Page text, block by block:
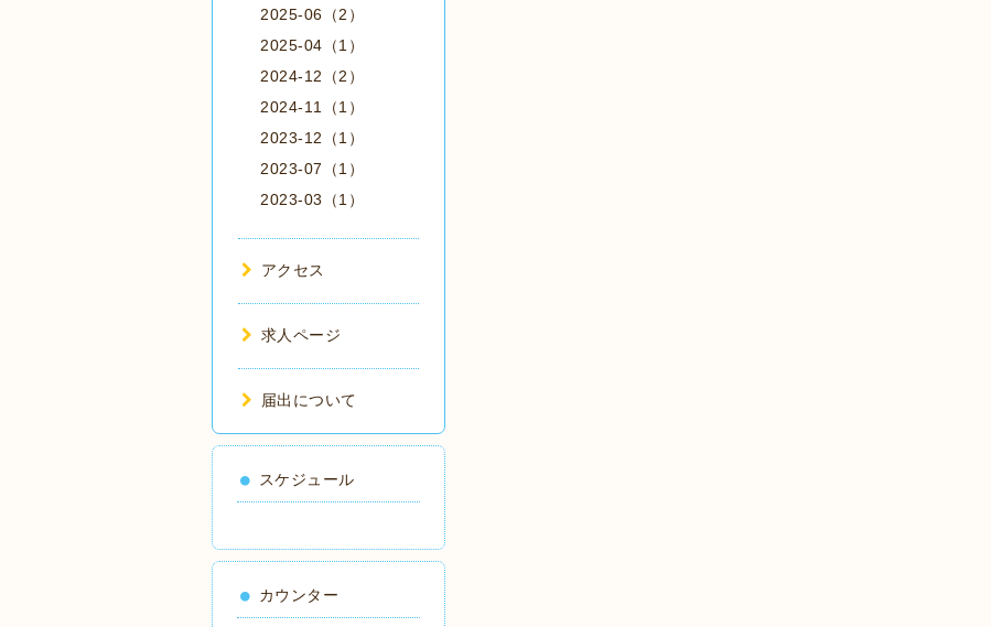
2025-06（2）
2025-04（1）
2024-12（2）
2024-11（1）
2023-12（1）
2023-07（1）
2023-03（1）
アクセス
求人ページ
届出について
スケジュール
カウンター